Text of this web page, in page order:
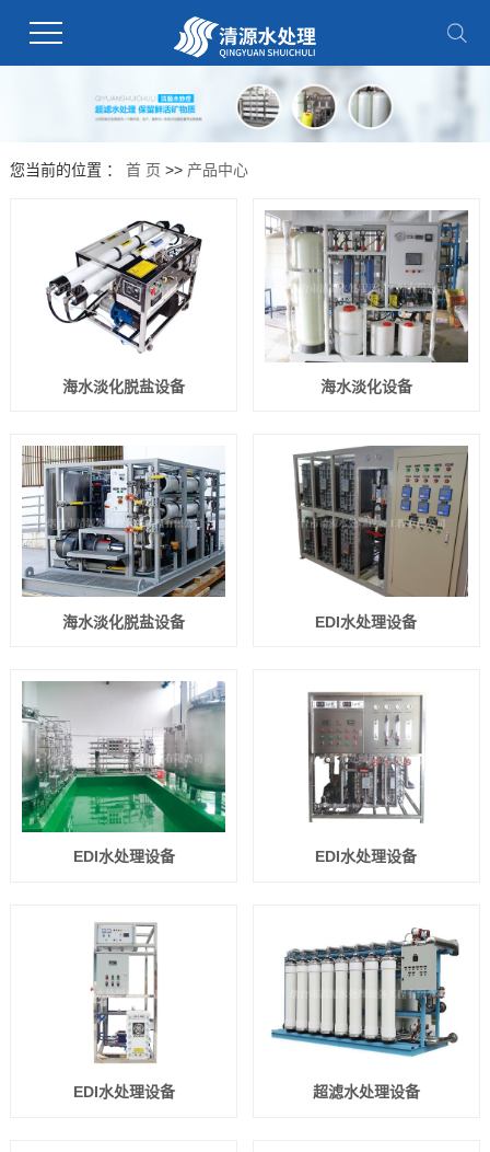
您当前的位置 ： 首 页 >> 产品中心
海水淡化脱盐设备 海水淡化设备
海水淡化脱盐设备 EDI水处理设备
EDI水处理设备 EDI水处理设备
EDI水处理设备 超滤水处理设备